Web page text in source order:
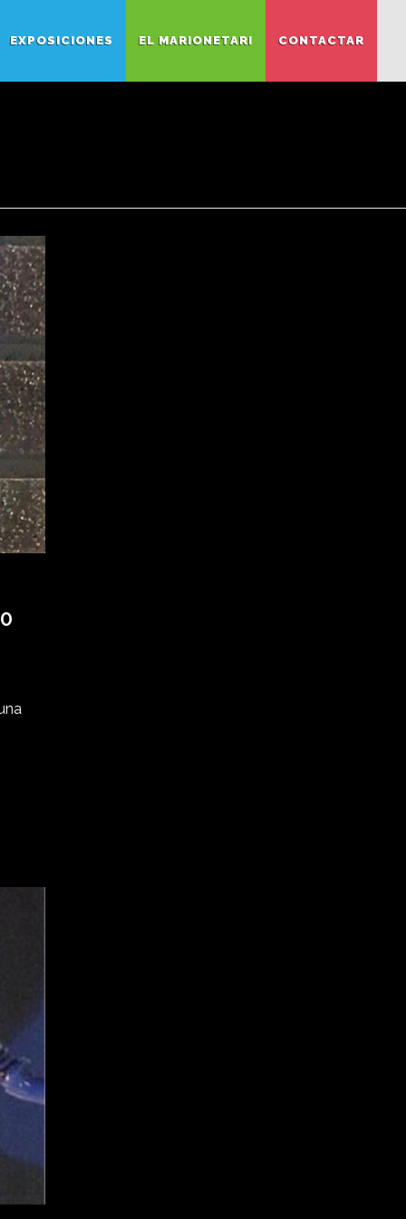
EXPOSICIONES EL MARIONETARI CONTACTAR